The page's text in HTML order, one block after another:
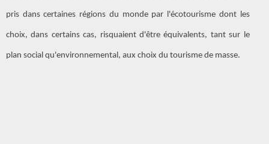
pris dans certaines régions du monde par l'écotourisme dont les
choix, dans certains cas, risquaient d'être équivalents, tant sur le
plan social qu'environnemental, aux choix du tourisme de masse.